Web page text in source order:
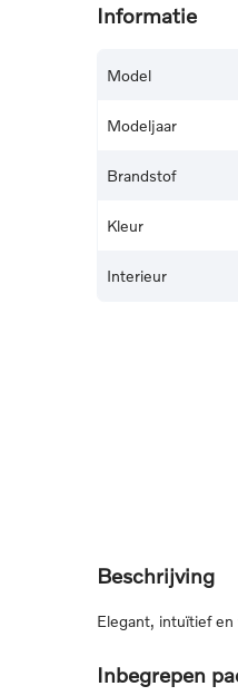
Informatie
Model
Modeljaar
Brandstof
Kleur
Interieur
Beschrijving
Elegant, intuïtief
Inbegrepen